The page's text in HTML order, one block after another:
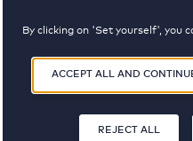
By clicking on 'Set yourself', you
agree to the use of cookies as
Statement.
ACCEPT ALL AND
REJECT ALL
Gerenstein-Gallery